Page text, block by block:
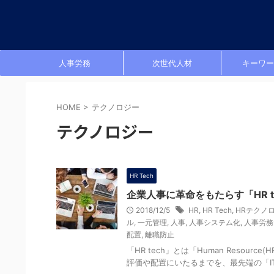
人事労務 次世代人材 キーワ
HOME > テクノロジー
テクノロジー
HR Tech
企業人事に革命をもたらす「HR
2018/12/5 HR, HR Tech, HRテクノ
ル, 一元管理, 人事, 人事システム化, 人事労
配置, 離職防止
「HR tech」とは「Human
評価や配置にいたるまでを、最先端の「